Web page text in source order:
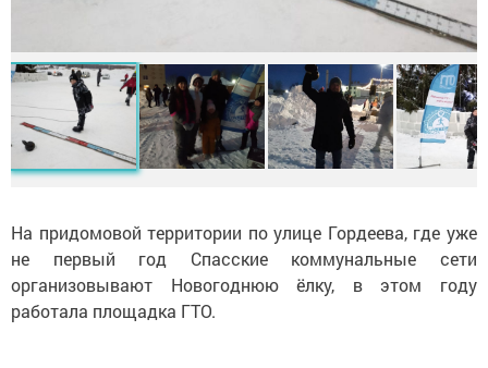
На придомовой территории по улице Гордеева, где уже
не первый год Спасские коммунальные сети
организовывают Новогоднюю ёлку, в этом году
работала площадка ГТО.